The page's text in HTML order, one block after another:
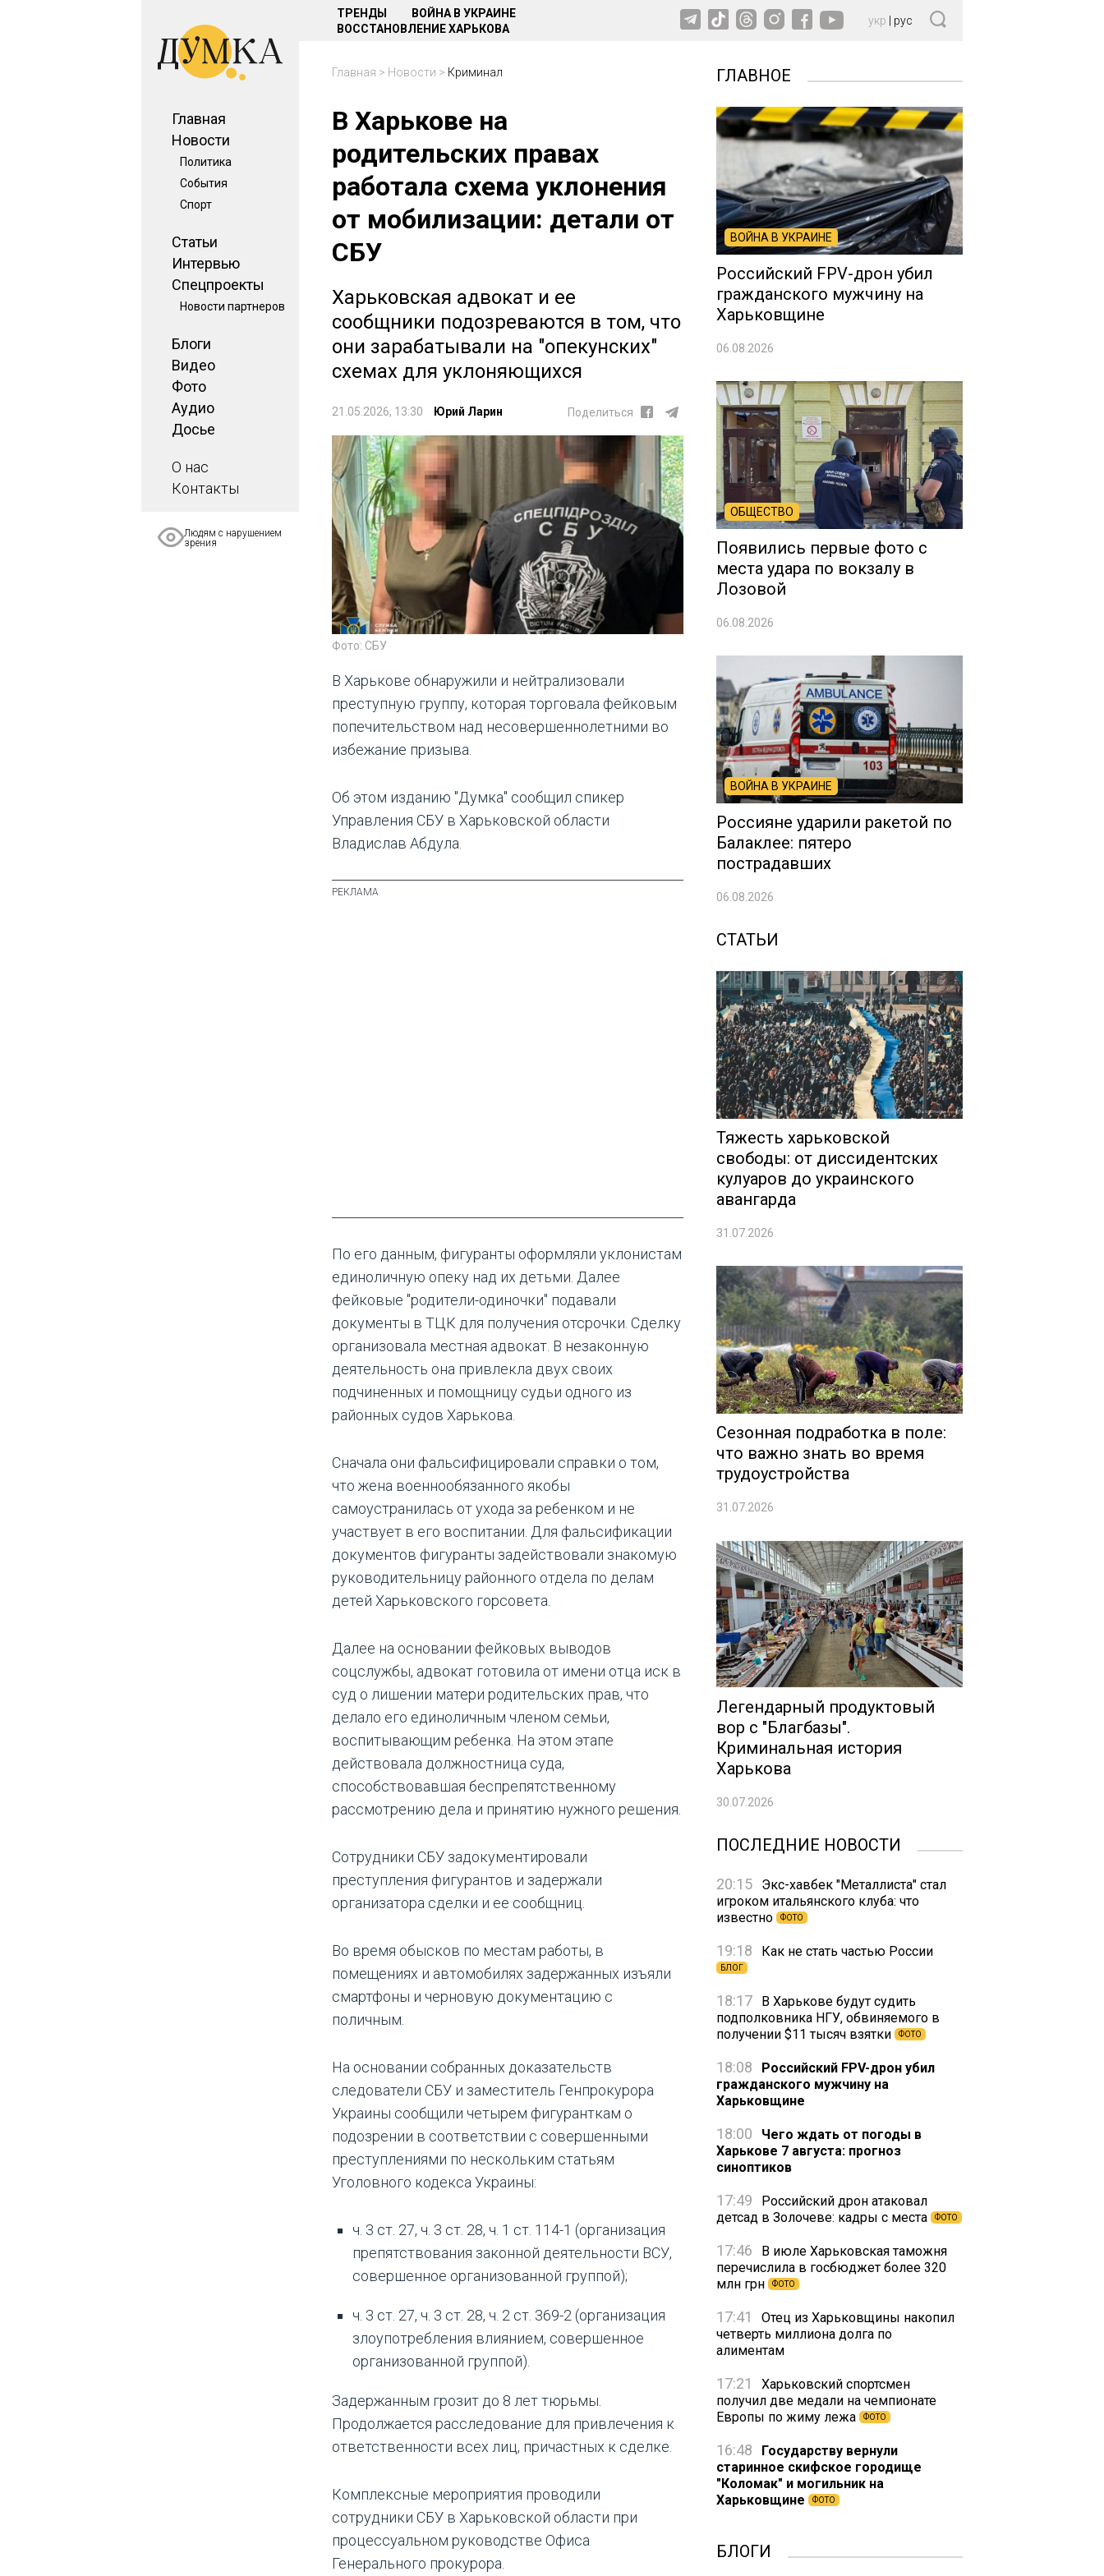
Главная
Новости
Политика
События
Спорт
Статьи
Интервью
Спецпроекты
Новости партнеров
Блоги
Видео
Фото
Аудио
Досье
О нас
Контакты
Людям с нарушением
зрения
ТРЕНДЫ
ВОЙНА В УКРАИНЕ
ВОССТАНОВЛЕНИЕ ХАРЬКОВА
укр рус
Главная > Новости > Криминал
В Харькове на
родительских правах
работала схема уклонения
от мобилизации: детали от
СБУ
Харьковская адвокат и ее
сообщники подозреваются в том, что
они зарабатывали на "опекунских"
схемах для уклоняющихся
21.05.2026, 13:30 Юрий Ларин Поделиться
Фото: СБУ
В Харькове обнаружили и нейтрализовали
преступную группу, которая торговала фейковым
попечительством над несовершеннолетними во
избежание призыва.
Об этом изданию "Думка" сообщил спикер
Управления СБУ в Харьковской области
Владислав Абдула.
По его данным, фигуранты оформляли уклонистам
единоличную опеку над их детьми. Далее
фейковые "родители-одиночки" подавали
документы в ТЦК для получения отсрочки. Сделку
организовала местная адвокат. В незаконную
деятельность она привлекла двух своих
подчиненных и помощницу судьи одного из
районных судов Харькова.
Сначала они фальсифицировали справки о том,
что жена военнообязанного якобы
самоустранилась от ухода за ребенком и не
участвует в его воспитании. Для фальсификации
документов фигуранты задействовали знакомую
руководительницу районного отдела по делам
детей Харьковского горсовета.
Далее на основании фейковых выводов
соцслужбы, адвокат готовила от имени отца иск в
суд о лишении матери родительских прав, что
делало его единоличным членом семьи,
воспитывающим ребенка. На этом этапе
действовала должностница суда,
способствовавшая беспрепятственному
рассмотрению дела и принятию нужного решения.
Сотрудники СБУ задокументировали
преступления фигурантов и задержали
организатора сделки и ее сообщниц.
Во время обысков по местам работы, в
помещениях и автомобилях задержанных изъяли
смартфоны и черновую документацию с
поличным.
На основании собранных доказательств
следователи СБУ и заместитель Генпрокурора
Украины сообщили четырем фигуранткам о
подозрении в соответствии с совершенными
преступлениями по нескольким статьям
Уголовного кодекса Украины:
ч. 3 ст. 27, ч. 3 ст. 28, ч. 1 ст. 114-1 (организация
препятствования законной деятельности ВСУ,
совершенное организованной группой);
ч. 3 ст. 27, ч. 3 ст. 28, ч. 2 ст. 369-2 (организация
злоупотребления влиянием, совершенное
организованной группой).
Задержанным грозит до 8 лет тюрьмы.
Продолжается расследование для привлечения к
ответственности всех лиц, причастных к сделке.
Комплексные мероприятия проводили
сотрудники СБУ в Харьковской области при
процессуальном руководстве Офиса
Генерального прокурора.
ГЛАВНОЕ
ВОЙНА В УКРАИНЕ
Российский FPV-дрон убил
гражданского мужчину на
Харьковщине
06.08.2026
ОБЩЕСТВО
Появились первые фото с
места удара по вокзалу в
Лозовой
06.08.2026
ВОЙНА В УКРАИНЕ
Россияне ударили ракетой по
Балаклее: пятеро
пострадавших
06.08.2026
СТАТЬИ
Тяжесть харьковской
свободы: от диссидентских
кулуаров до украинского
авангарда
31.07.2026
Сезонная подработка в поле:
что важно знать во время
трудоустройства
31.07.2026
Легендарный продуктовый
вор с "Благбазы".
Криминальная история
Харькова
30.07.2026
ПОСЛЕДНИЕ НОВОСТИ
20:15
Экс-хавбек "Металлиста" стал
игроком итальянского клуба: что
известно
ФОТО
19:18 Как не стать частью России
БЛОГ
18:17
В Харькове будут судить
подполковника НГУ, обвиняемого в
получении $11 тысяч взятки
ФОТО
18:08
Российский FPV-дрон убил
гражданского мужчину на
Харьковщине
18:00
Чего ждать от погоды в
Харькове 7 августа: прогноз
синоптиков
17:49
Российский дрон атаковал
детсад в Золочеве: кадры с места
ФОТО
17:46
В июле Харьковская таможня
перечислила в госбюджет более 320
млн грн
ФОТО
17:41
Отец из Харьковщины накопил
четверть миллиона долга по
алиментам
17:21
Харьковский спортсмен
получил две медали на чемпионате
Европы по жиму лежа
ФОТО
16:48
Государству вернули
старинное скифское городище
"Коломак" и могильник на
Харьковщине
ФОТО
БЛОГИ